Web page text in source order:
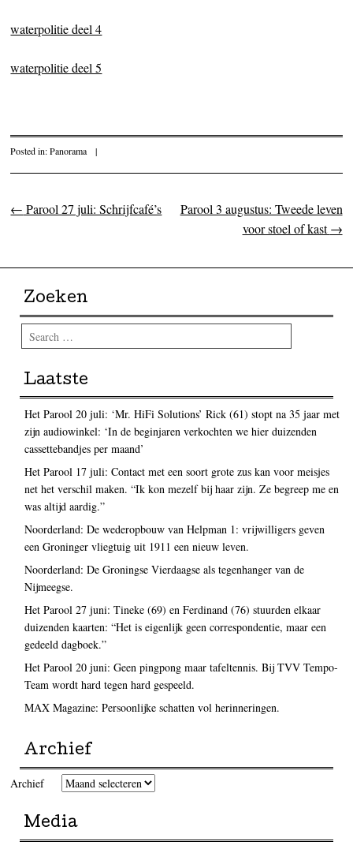
waterpolitie deel 4
waterpolitie deel 5
Posted in:Panorama |
Post navigation
← Parool 27 juli: Schrijfcafé’s
Parool 3 augustus: Tweede leven
voor stoel of kast→
Zoeken
Search
Laatste
Het Parool 20 juli: ‘Mr. HiFi Solutions’ Rick (61) stopt na 35 jaar met
zijn audiowinkel: ‘In de beginjaren verkochten we hier duizenden
cassettebandjes per maand’
Het Parool 17 juli: Contact met een soort grote zus kan voor meisjes
net het verschil maken. “Ik kon mezelf bij haar zijn. Ze begreep me en
was altijd aardig.”
Noorderland: De wederopbouw van Helpman 1: vrijwilligers geven
een Groninger vliegtuig uit 1911 een nieuw leven.
Noorderland: De Groningse Vierdaagse als tegenhanger van de
Nijmeegse.
Het Parool 27 juni: Tineke (69) en Ferdinand (76) stuurden elkaar
duizenden kaarten: “Het is eigenlijk geen correspondentie, maar een
gedeeld dagboek.”
Het Parool 20 juni: Geen pingpong maar tafeltennis. Bij TVV Tempo-
Team wordt hard tegen hard gespeeld.
MAX Magazine: Persoonlijke schatten vol herinneringen.
Archief
Archief
Media